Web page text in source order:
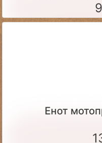
Енот